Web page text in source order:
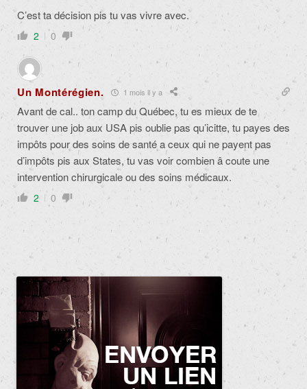
C’est ta décision pis tu vas vivre avec.
2 0
Un Montérégien. 1 mois il y a
Avant de cal.. ton camp du Québec, tu es mieux de te
trouver une job aux USA pis oublie pas qu’icitte, tu payes des
impôts pour des soins de santé a ceux qui ne payent pas
d’impôts pis aux States, tu vas voir combien â coute une
intervention chirurgicale ou des soins médicaux.
2 0